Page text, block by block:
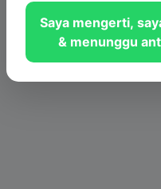
Saya mengerti,
& menunggu